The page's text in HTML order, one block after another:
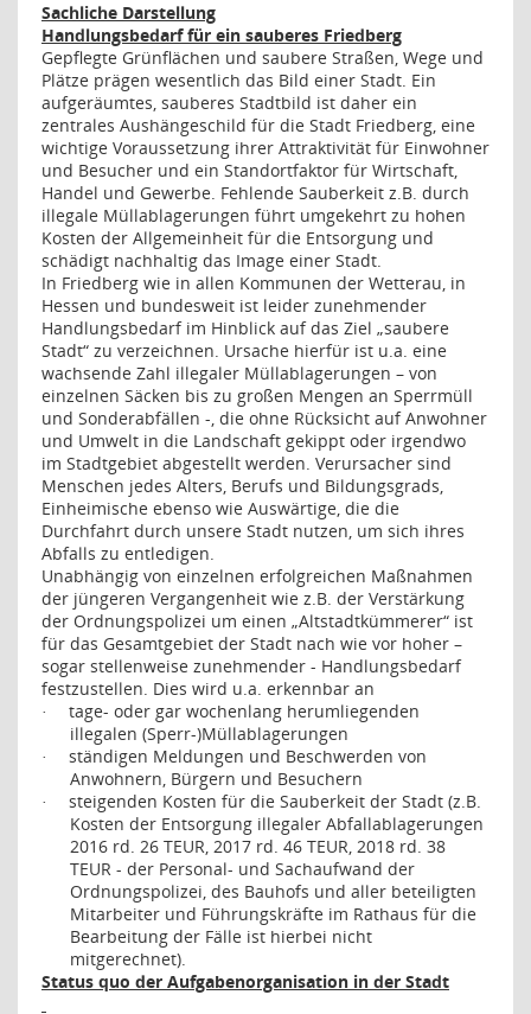
Sachliche Darstellung
Handlungsbedarf für ein sauberes Friedberg
Gepflegte Grünflächen und saubere Straßen, Wege und
Plätze prägen wesentlich das Bild einer Stadt. Ein
aufgeräumtes, sauberes Stadtbild ist daher ein
zentrales Aushängeschild für die Stadt Friedberg, eine
wichtige Voraussetzung ihrer Attraktivität für Einwohner
und Besucher und ein Standortfaktor für Wirtschaft,
Handel und Gewerbe. Fehlende Sauberkeit z.B. durch
illegale Müllablagerungen führt umgekehrt zu hohen
Kosten der Allgemeinheit für die Entsorgung und
schädigt nachhaltig das Image einer Stadt.
In Friedberg wie in allen Kommunen der Wetterau, in
Hessen und bundesweit ist leider zunehmender
Handlungsbedarf im Hinblick auf das Ziel „saubere
Stadt“ zu verzeichnen. Ursache hierfür ist u.a. eine
wachsende Zahl illegaler Müllablagerungen – von
einzelnen Säcken bis zu großen Mengen an Sperrmüll
und Sonderabfällen -, die ohne Rücksicht auf Anwohner
und Umwelt in die Landschaft gekippt oder irgendwo
im Stadtgebiet abgestellt werden. Verursacher sind
Menschen jedes Alters, Berufs und Bildungsgrads,
Einheimische ebenso wie Auswärtige, die die
Durchfahrt durch unsere Stadt nutzen, um sich ihres
Abfalls zu entledigen.
Unabhängig von einzelnen erfolgreichen Maßnahmen
der jüngeren Vergangenheit wie z.B. der Verstärkung
der Ordnungspolizei um einen „Altstadtkümmerer“ ist
für das Gesamtgebiet der Stadt nach wie vor hoher –
sogar stellenweise zunehmender - Handlungsbedarf
festzustellen. Dies wird u.a. erkennbar an
·
tage- oder gar wochenlang herumliegenden
illegalen (Sperr-)Müllablagerungen
·
ständigen Meldungen und Beschwerden von
Anwohnern, Bürgern und Besuchern
·
steigenden Kosten für die Sauberkeit der Stadt (z.B.
Kosten der Entsorgung illegaler Abfallablagerungen
2016 rd. 26 TEUR, 2017 rd. 46 TEUR, 2018 rd. 38
TEUR - der Personal- und Sachaufwand der
Ordnungspolizei, des Bauhofs und aller beteiligten
Mitarbeiter und Führungskräfte im Rathaus für die
Bearbeitung der Fälle ist hierbei nicht
mitgerechnet).
Status quo der Aufgabenorganisation in der Stadt